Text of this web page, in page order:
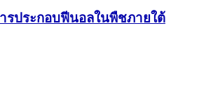
รประกอบฟีนอลในพืชภายใต้